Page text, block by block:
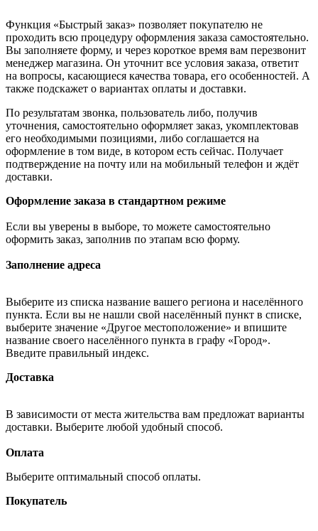
Функция «Быстрый заказ» позволяет покупателю не
проходить всю процедуру оформления заказа самостоятельно.
Вы заполняете форму, и через короткое время вам перезвонит
менеджер магазина. Он уточнит все условия заказа, ответит
на вопросы, касающиеся качества товара, его особенностей. А
также подскажет о вариантах оплаты и доставки.
По результатам звонка, пользователь либо, получив
уточнения, самостоятельно оформляет заказ, укомплектовав
его необходимыми позициями, либо соглашается на
оформление в том виде, в котором есть сейчас. Получает
подтверждение на почту или на мобильный телефон и ждёт
доставки.
Оформление заказа в стандартном режиме
Если вы уверены в выборе, то можете самостоятельно
оформить заказ, заполнив по этапам всю форму.
Заполнение адреса
Выберите из списка название вашего региона и населённого
пункта. Если вы не нашли свой населённый пункт в списке,
выберите значение «Другое местоположение» и впишите
название своего населённого пункта в графу «Город».
Введите правильный индекс.
Доставка
В зависимости от места жительства вам предложат варианты
доставки. Выберите любой удобный способ.
Оплата
Выберите оптимальный способ оплаты.
Покупатель